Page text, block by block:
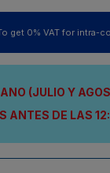
get 0% VAT for intra-
(JULIO Y
ANTES DE LAS